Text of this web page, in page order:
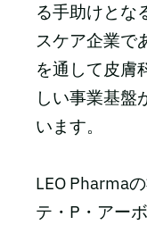
る手助けとな
スケア企業で
を通して皮膚
しい事業基盤
います。
LEO Pharma
テ・P・アー